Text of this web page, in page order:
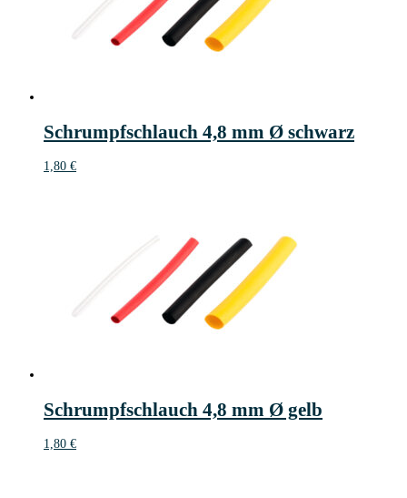
Schrumpfschlauch 4,8 mm Ø schwarz
1,80 €
Schrumpfschlauch 4,8 mm Ø gelb
1,80 €